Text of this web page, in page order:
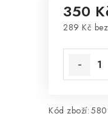
350
289 Kč
Kód zboží: